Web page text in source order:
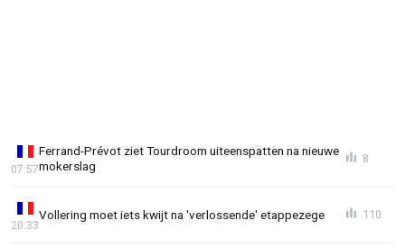
Ferrand-Prévot ziet Tourdroom uiteenspatten na nieuwe
mokerslag
07:57
8
Vollering moet iets kwijt na 'verlossende' etappezege
20:33
110